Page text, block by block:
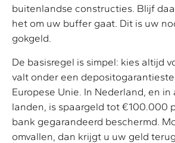
buitenlandse constructies. Blijf
het om uw buffer gaat. Dit is uw
gokgeld.
De basisregel is simpel: kies altijd
valt onder een
Europese Unie. In Nederland, en in
landen, is spaargeld tot €100.000
bank gegarandeerd beschermd.
omvallen, dan krijgt u uw geld